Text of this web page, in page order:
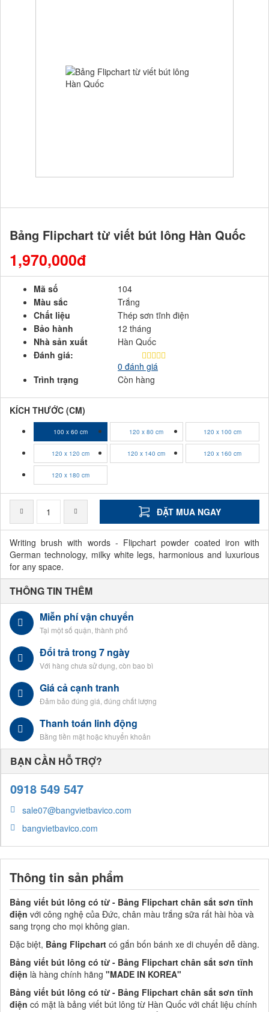
Bảng Flipchart từ viết bút lông Hàn Quốc
1,970,000đ
Mã số
104
Màu sắc
Trắng
Chất liệu
Thép sơn tĩnh điện
Bảo hành
12 tháng
Nhà sản xuất
Hàn Quốc
Đánh giá:
0 đánh giá
Trình trạng
Còn hàng
KÍCH THƯỚC (CM)
100 x 60 cm 120 x 80 cm 120 x 100 cm
120 x 120 cm 120 x 140 cm 120 x 160 cm
120 x 180 cm
ĐẶT MUA NGAY
Writing brush with words - Flipchart powder coated iron with
German technology, milky white legs, harmonious and luxurious
for any space.
THÔNG TIN THÊM
Miễn phí vận chuyển
Tại một số quận, thành phố
Đổi trả trong 7 ngày
Với hàng chưa sử dụng, còn bao bì
Giá cả cạnh tranh
Đảm bảo đúng giá, đúng chất lượng
Thanh toán linh động
Bằng tiền mặt hoặc khuyển khoản
BẠN CẦN HỖ TRỢ?
0918 549 547
sale07@bangvietbavico.com
bangvietbavico.com
Thông tin sản phẩm
Bảng viết bút lông có từ - Bảng Flipchart chân sắt sơn tĩnh
điện với công nghệ của Đức, chân màu trắng sữa rất hài hòa và
sang trọng cho mọi không gian.
Đặc biệt, Bảng Flipchart có gắn bốn bánh xe di chuyển dễ dàng.
Bảng viết bút lông có từ - Bảng Flipchart chân sắt sơn tĩnh
điện là hàng chính hãng "MADE IN KOREA"
Bảng viết bút lông có từ - Bảng Flipchart chân sắt sơn tĩnh
điện có mặt là bảng viết bút lông từ Hàn Quốc với chất liệu chính